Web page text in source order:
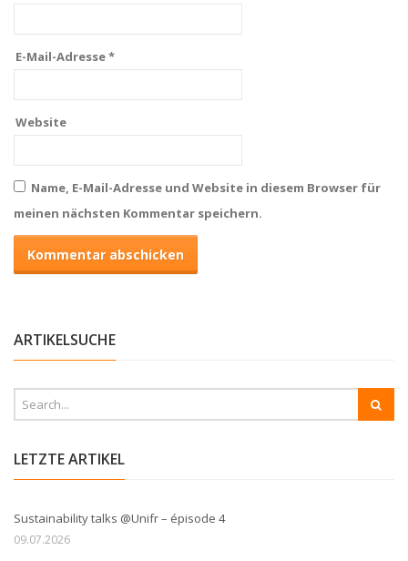
E-Mail-Adresse*
Website
Name, E-Mail-Adresse und Website in diesem Browser für
meinen nächsten Kommentar speichern.
ARTIKELSUCHE
LETZTE ARTIKEL
Sustainability talks @Unifr – épisode 4
09.07.2026